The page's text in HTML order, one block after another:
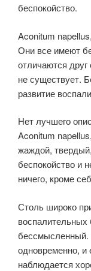
беспокойство.
Aconitum
Они все имеют
отличаются
не существует.
развитие
Нет лучшего
Aconitum
жаждой,
беспокойство и
ничего, кроме
Столь широко
воспалительных
бессмысленный.
одновременно, и
наблюдается